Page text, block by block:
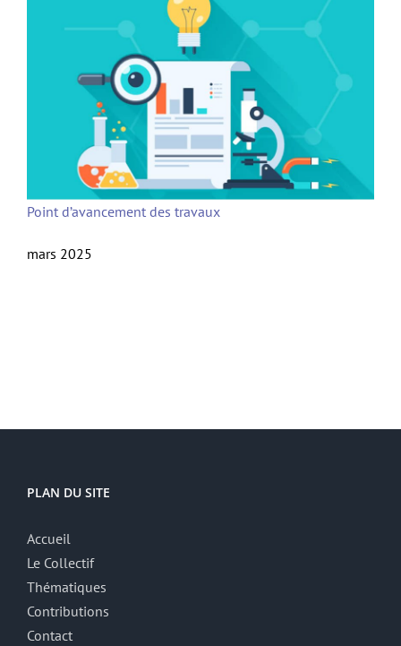
Point d’avancement des travaux
mars 2025
PLAN DU SITE
Accueil
Le Collectif
Thématiques
Contributions
Contact